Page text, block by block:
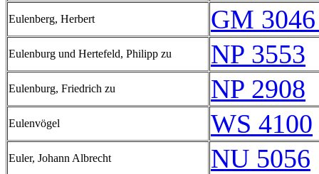
Eulenberg, Herbert GM
Eulenburg und Hertefeld, Philipp zu NP 3553
Eulenburg, Friedrich zu NP 2908
Eulenvögel WS 4100
Euler, Johann Albrecht NU 5056